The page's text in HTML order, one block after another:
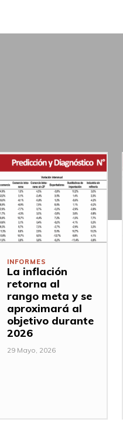
INFORMES
La inflación
retorna al
rango meta y se
aproximará al
objetivo durante
2026
29 Mayo, 2026